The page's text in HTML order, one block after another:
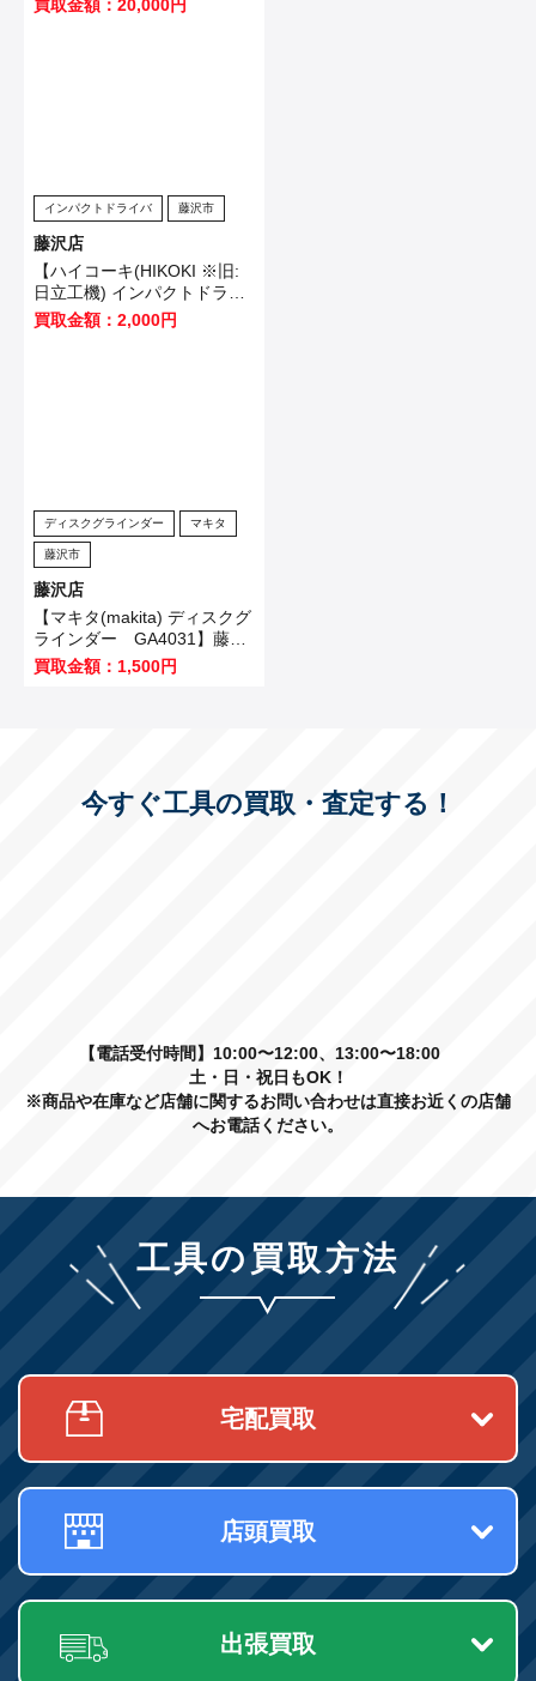
客様から買取させていただき
買取金額：20,000円
インパクトドライバ 藤沢市
藤沢店
【ハイコーキ(HIKOKI ※旧:
日立工機) インパクトドライ
バ WH12VE】横浜市のお客
様から買取させていただきま
買取金額：2,000円
ディスクグラインダー マキタ
藤沢市
藤沢店
【マキタ(makita) ディスクグ
ラインダー GA4031】藤沢
市のお客様から買取させてい
ただきました！
買取金額：1,500円
今すぐ工具の買取・査定する！
【電話受付時間】10:00〜12:00、13:00〜18:00
土・日・祝日もOK！
※商品や在庫など店舗に関するお問い合わせは直接お近くの店舗
へお電話ください。
工具の買取方法
宅配買取
店頭買取
出張買取